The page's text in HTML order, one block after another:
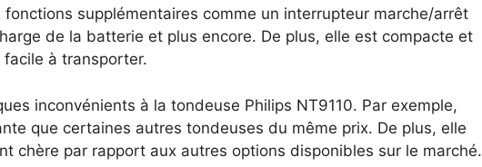
supplémentaires comme un interrupteur marche/arrêt
de la batterie et plus encore. De plus, elle est compacte et
à transporter.
inconvénients à la tondeuse Philips NT9110. Par exemple,
que certaines autres tondeuses du même prix. De plus, elle
chère par rapport aux autres options disponibles sur le marché.